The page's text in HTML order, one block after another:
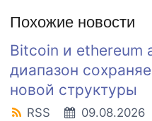
Похожие новости
Bitcoin и ethereum
диапазон
новой структуры
RSS 09.08.2026